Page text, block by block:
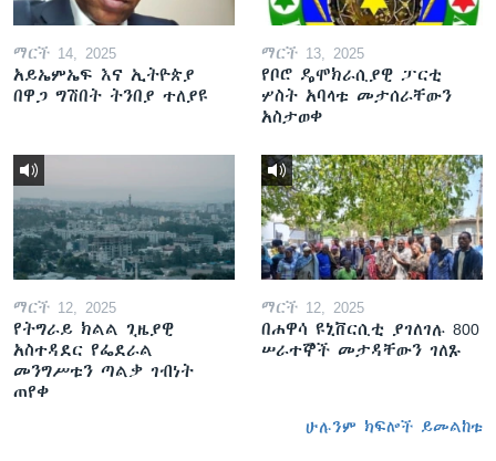
ማርች 14, 2025
አይኤምኤፍ እና ኢትዮጵያ
በዋጋ ግሽበት ትንበያ ተለያዩ
ማርች 13, 2025
የቦሮ ዴሞክራሲያዊ ፓርቲ
ሦስት አባላቱ መታሰራቸውን
አስታወቀ
ማርች 12, 2025
የትግራይ ክልል ጊዜያዊ
አስተዳደር የፌደራል
መንግሥቱን ጣልቃ ገብነት
ጠየቀ
ማርች 12, 2025
በሐዋሳ ዩኒቨርሲቲ ያገለገሉ 800
ሠራተኞች መታዳቸውን ገለጹ
ሁሉንም ክፍሎች ይመልከቱ